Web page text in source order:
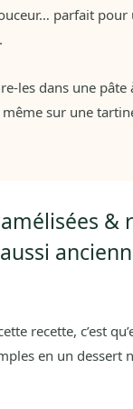
parfait pour
les dans une pâte
même sur une
&
recette, c’est
en un dessert